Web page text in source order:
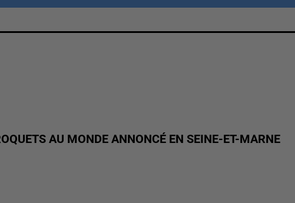
AU MONDE ANNONCÉ EN SEINE-ET-MARNE